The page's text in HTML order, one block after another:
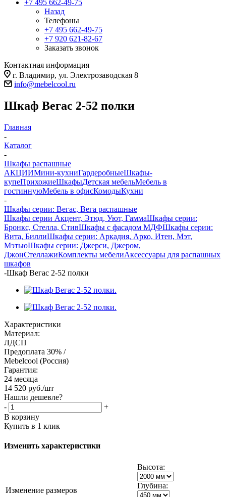
+7 495 662-49-75
Назад
Телефоны
+7 495 662-49-75
+7 920 621-82-67
Заказать звонок
Контактная информация
г. Владимир, ул. Электрозаводская 8
info@mebelcool.ru
Шкаф Вегас 2-52 полки
Главная
-
Каталог
-
Шкафы распашные
АКЦИИМини-кухниГардеробныеШкафы-
купеПрихожиеШкафыДетская мебельМебель в
гостиннуюМебель в офисКомодыКухни
-
Шкафы серии: Вегас, Вега распашные
Шкафы серии Акцент, Этюд, Уют, ГаммаШкафы серии:
Бронкс, Стелла, СтивШкафы с фасадом МДФШкафы серии:
Вита, БиллиШкафы серии: Аркадия, Арко, Итен, Мэт,
МэтьюШкафы серии: Джерси, Джером,
ДжонСтеллажиКомплекты мебелиАксессуары для распашных
шкафов
-Шкаф Вегас 2-52 полки
Характеристики
Материал:
ЛДСП
Предоплата 30% /
Mebelcool (Россия)
Гарантия:
24 месяца
14 520 руб./шт
Нашли дешевле?
-
+
В корзину
Купить в 1 клик
Изменить характеристики
Изменение размеров
Высота:
Глубина: